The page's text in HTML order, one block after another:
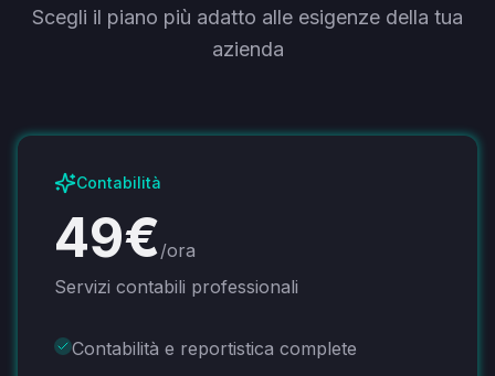
Scegli il piano più adatto alle esigenze della tua
azienda
Contabilità
49€/ora
Servizi contabili professionali
Contabilità e reportistica complete